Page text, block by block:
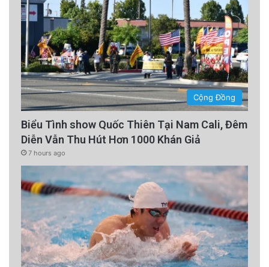
nặng, vào bệnh viện, và thiệt mạng.”
The postKhàn giọng, coi chừng bị ‘dính’ biến
thể mới COVID-19appeared first onSaigon
Nhỏ.
Cộng Đồng
Biểu Tình show Quốc Thiên Tại Nam Cali, Đêm
Diễn Vẫn Thu Hút Hơn 1000 Khán Giả
7 hours ago